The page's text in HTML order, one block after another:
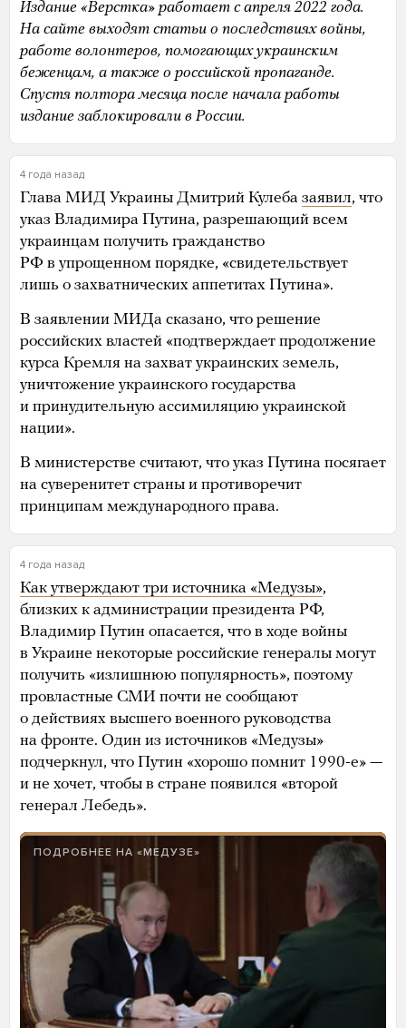
Издание «Верстка» работает с апреля 2022 года.
На сайте выходят статьи о последствиях войны,
работе волонтеров, помогающих украинским
беженцам, а также о российской пропаганде.
Спустя полтора месяца после начала работы
издание заблокировали в России.
4 года назад
Глава МИД Украины Дмитрий Кулеба заявил, что
указ Владимира Путина, разрешающий всем
украинцам получить гражданство
РФ в упрощенном порядке, «свидетельствует
лишь о захватнических аппетитах Путина».
В заявлении МИДа сказано, что решение
российских властей «подтверждает продолжение
курса Кремля на захват украинских земель,
уничтожение украинского государства
и принудительную ассимиляцию украинской
нации».
В министерстве считают, что указ Путина посягает
на суверенитет страны и противоречит
принципам международного права.
4 года назад
Как утверждают три источника «Медузы»,
близких к администрации президента РФ,
Владимир Путин опасается, что в ходе войны
в Украине некоторые российские генералы могут
получить «излишнюю популярность», поэтому
провластные СМИ почти не сообщают
о действиях высшего военного руководства
на фронте. Один из источников «Медузы»
подчеркнул, что Путин «хорошо помнит 1990-е» —
и не хочет, чтобы в стране появился «второй
генерал Лебедь».
ПОДРОБНЕЕ НА «МЕДУЗЕ»